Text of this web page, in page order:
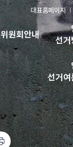
대표홈페이지
위원회안내
선거
선거